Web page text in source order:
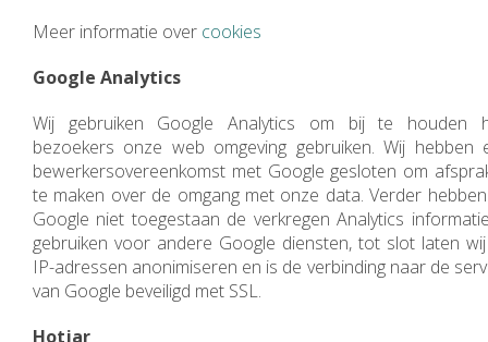
Meer informatie over cookies
Google Analytics
Wij gebruiken Google Analytics om bij te houden
bezoekers onze web omgeving gebruiken. Wij hebben
bewerkersovereenkomst met Google gesloten om
te maken over de omgang met onze data. Verder
Google niet toegestaan de verkregen Analytics
gebruiken voor andere Google diensten, tot slot laten
IP-adressen anonimiseren en is de verbinding naar de
van Google beveiligd met SSL.
Hotjar